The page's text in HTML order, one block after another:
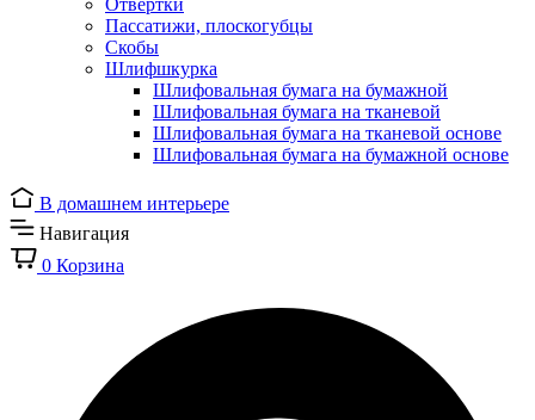
Отвертки
Пассатижи, плоскогубцы
Скобы
Шлифшкурка
Шлифовальная бумага на бумажной
Шлифовальная бумага на тканевой
Шлифовальная бумага на тканевой основе
Шлифовальная бумага на бумажной основе
В домашнем интерьере
Навигация
0 Корзина